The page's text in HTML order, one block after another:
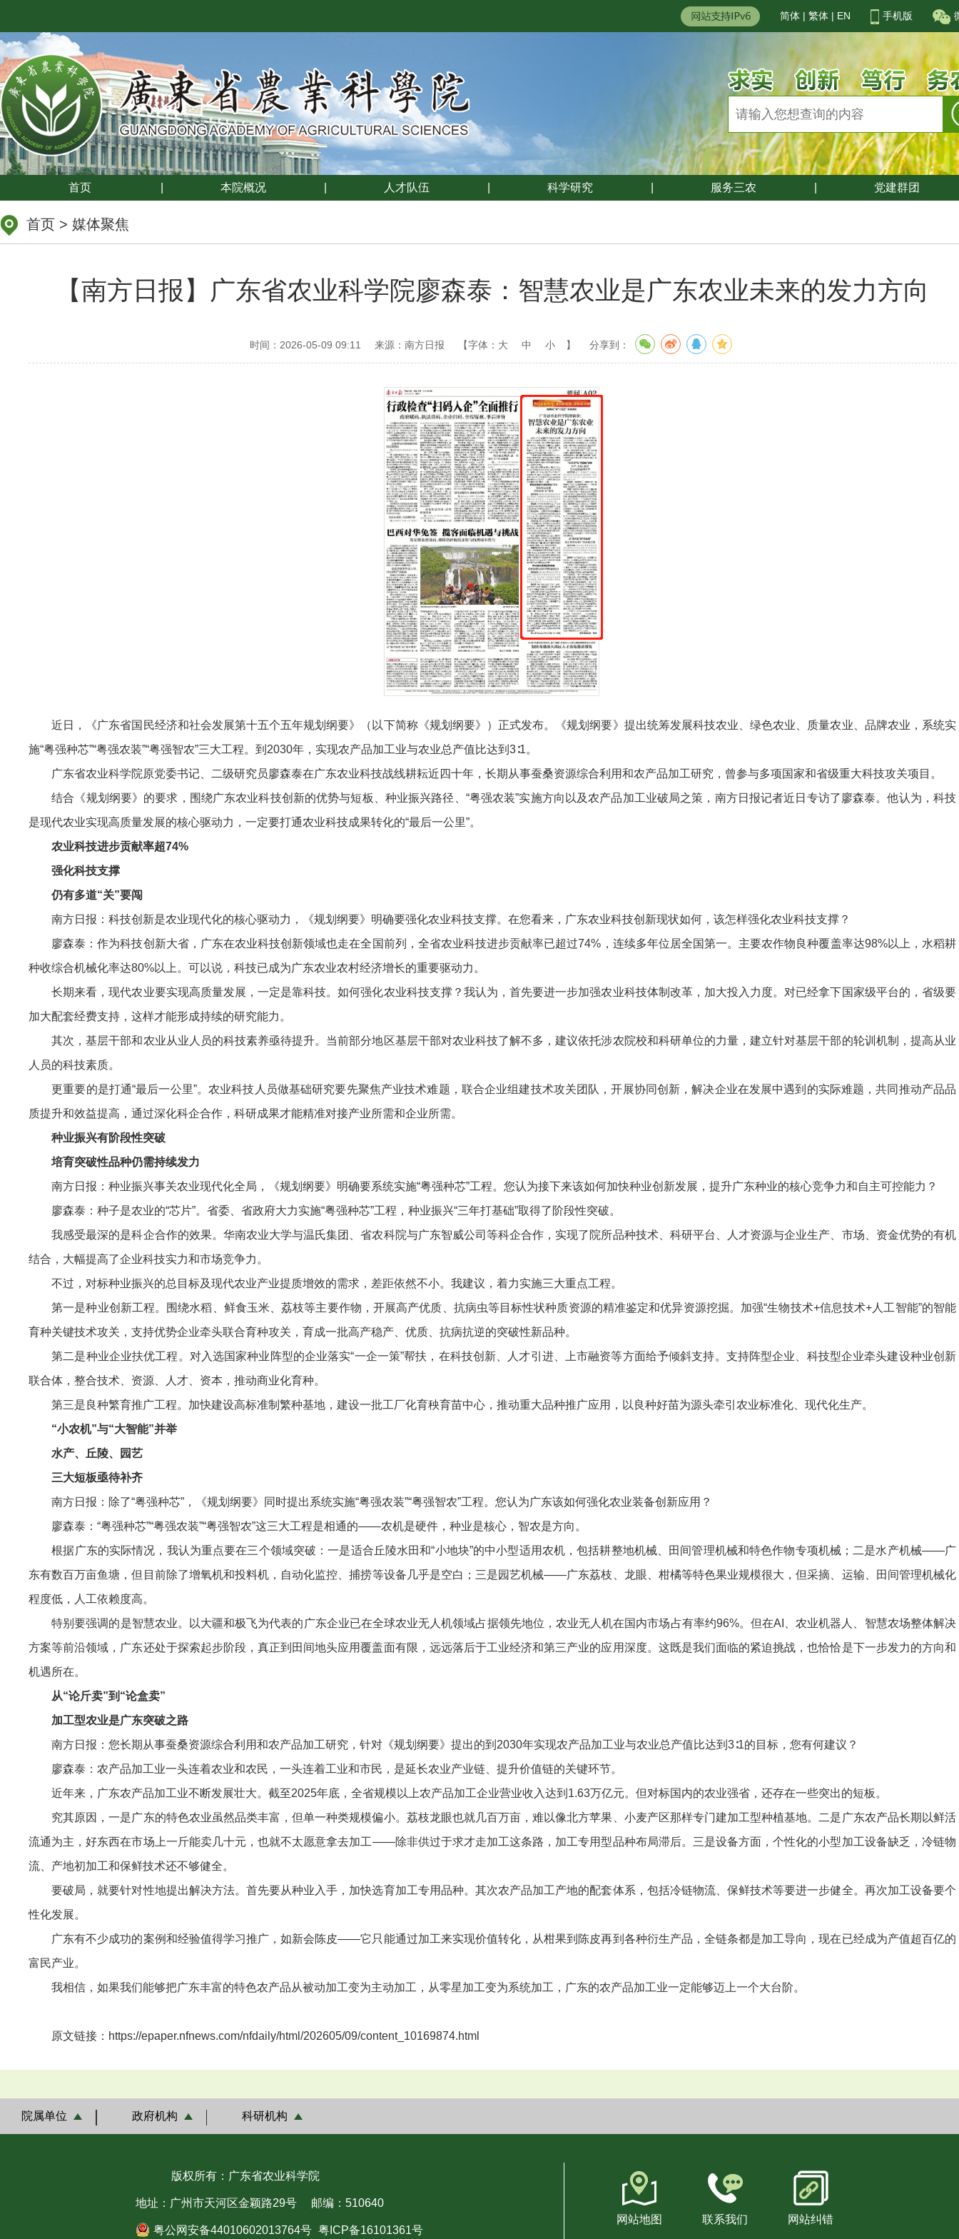
简体 | 繁体 | EN 手机版
首页 本院概况 人才队伍 科学研究 服务三农 党建群团
首页 > 媒体聚焦
【南方日报】广东省农业科学院廖森泰：智慧农业是广东农业未来的发力方向
时间：2026-05-09 09:11 来源：南方日报 【字体： 大 中 小 】 分享到：
近日，《广东省国民经济和社会发展第十五个五年规划纲要》（以下简称《规划纲要》）正式发布。《规划纲要》提出统筹发展科技农业、绿色农业、质量农业、品牌农业，系统实
施“粤强种芯”“粤强农装”“粤强智农”三大工程。到2030年，实现农产品加工业与农业总产值比达到3∶1。
广东省农业科学院原党委书记、二级研究员廖森泰在广东农业科技战线耕耘近四十年，长期从事蚕桑资源综合利用和农产品加工研究，曾参与多项国家和省级重大科技攻关项目。
结合《规划纲要》的要求，围绕广东农业科技创新的优势与短板、种业振兴路径、“粤强农装”实施方向以及农产品加工业破局之策，南方日报记者近日专访了廖森泰。他认为，科技
是现代农业实现高质量发展的核心驱动力，一定要打通农业科技成果转化的“最后一公里”。
农业科技进步贡献率超74%
强化科技支撑
仍有多道“关”要闯
南方日报：科技创新是农业现代化的核心驱动力，《规划纲要》明确要强化农业科技支撑。在您看来，广东农业科技创新现状如何，该怎样强化农业科技支撑？
廖森泰：作为科技创新大省，广东在农业科技创新领域也走在全国前列，全省农业科技进步贡献率已超过74%，连续多年位居全国第一。主要农作物良种覆盖率达98%以上，水稻耕
种收综合机械化率达80%以上。可以说，科技已成为广东农业农村经济增长的重要驱动力。
长期来看，现代农业要实现高质量发展，一定是靠科技。如何强化农业科技支撑？我认为，首先要进一步加强农业科技体制改革，加大投入力度。对已经拿下国家级平台的，省级要
加大配套经费支持，这样才能形成持续的研究能力。
其次，基层干部和农业从业人员的科技素养亟待提升。当前部分地区基层干部对农业科技了解不多，建议依托涉农院校和科研单位的力量，建立针对基层干部的轮训机制，提高从业
人员的科技素质。
更重要的是打通“最后一公里”。农业科技人员做基础研究要先聚焦产业技术难题，联合企业组建技术攻关团队，开展协同创新，解决企业在发展中遇到的实际难题，共同推动产品品
质提升和效益提高，通过深化科企合作，科研成果才能精准对接产业所需和企业所需。
种业振兴有阶段性突破
培育突破性品种仍需持续发力
南方日报：种业振兴事关农业现代化全局，《规划纲要》明确要系统实施“粤强种芯”工程。您认为接下来该如何加快种业创新发展，提升广东种业的核心竞争力和自主可控能力？
廖森泰：种子是农业的“芯片”。省委、省政府大力实施“粤强种芯”工程，种业振兴“三年打基础”取得了阶段性突破。
我感受最深的是科企合作的效果。华南农业大学与温氏集团、省农科院与广东智威公司等科企合作，实现了院所品种技术、科研平台、人才资源与企业生产、市场、资金优势的有机
结合，大幅提高了企业科技实力和市场竞争力。
不过，对标种业振兴的总目标及现代农业产业提质增效的需求，差距依然不小。我建议，着力实施三大重点工程。
第一是种业创新工程。围绕水稻、鲜食玉米、荔枝等主要作物，开展高产优质、抗病虫等目标性状种质资源的精准鉴定和优异资源挖掘。加强“生物技术+信息技术+人工智能”的智能
育种关键技术攻关，支持优势企业牵头联合育种攻关，育成一批高产稳产、优质、抗病抗逆的突破性新品种。
第二是种业企业扶优工程。对入选国家种业阵型的企业落实“一企一策”帮扶，在科技创新、人才引进、上市融资等方面给予倾斜支持。支持阵型企业、科技型企业牵头建设种业创新
联合体，整合技术、资源、人才、资本，推动商业化育种。
第三是良种繁育推广工程。加快建设高标准制繁种基地，建设一批工厂化育秧育苗中心，推动重大品种推广应用，以良种好苗为源头牵引农业标准化、现代化生产。
“小农机”与“大智能”并举
水产、丘陵、园艺
三大短板亟待补齐
南方日报：除了“粤强种芯”，《规划纲要》同时提出系统实施“粤强农装”“粤强智农”工程。您认为广东该如何强化农业装备创新应用？
廖森泰：“粤强种芯”“粤强农装”“粤强智农”这三大工程是相通的——农机是硬件，种业是核心，智农是方向。
根据广东的实际情况，我认为重点要在三个领域突破：一是适合丘陵水田和“小地块”的中小型适用农机，包括耕整地机械、田间管理机械和特色作物专项机械；二是水产机械——广
东有数百万亩鱼塘，但目前除了增氧机和投料机，自动化监控、捕捞等设备几乎是空白；三是园艺机械——广东荔枝、龙眼、柑橘等特色果业规模很大，但采摘、运输、田间管理机械化
程度低，人工依赖度高。
特别要强调的是智慧农业。以大疆和极飞为代表的广东企业已在全球农业无人机领域占据领先地位，农业无人机在国内市场占有率约96%。但在AI、农业机器人、智慧农场整体解决
方案等前沿领域，广东还处于探索起步阶段，真正到田间地头应用覆盖面有限，远远落后于工业经济和第三产业的应用深度。这既是我们面临的紧迫挑战，也恰恰是下一步发力的方向和
机遇所在。
从“论斤卖”到“论盒卖”
加工型农业是广东突破之路
南方日报：您长期从事蚕桑资源综合利用和农产品加工研究，针对《规划纲要》提出的到2030年实现农产品加工业与农业总产值比达到3∶1的目标，您有何建议？
廖森泰：农产品加工业一头连着农业和农民，一头连着工业和市民，是延长农业产业链、提升价值链的关键环节。
近年来，广东农产品加工业不断发展壮大。截至2025年底，全省规模以上农产品加工企业营业收入达到1.63万亿元。但对标国内的农业强省，还存在一些突出的短板。
究其原因，一是广东的特色农业虽然品类丰富，但单一种类规模偏小。荔枝龙眼也就几百万亩，难以像北方苹果、小麦产区那样专门建加工型种植基地。二是广东农产品长期以鲜活
流通为主，好东西在市场上一斤能卖几十元，也就不太愿意拿去加工——除非供过于求才走加工这条路，加工专用型品种布局滞后。三是设备方面，个性化的小型加工设备缺乏，冷链物
流、产地初加工和保鲜技术还不够健全。
要破局，就要针对性地提出解决方法。首先要从种业入手，加快选育加工专用品种。其次农产品加工产地的配套体系，包括冷链物流、保鲜技术等要进一步健全。再次加工设备要个
性化发展。
广东有不少成功的案例和经验值得学习推广，如新会陈皮——它只能通过加工来实现价值转化，从柑果到陈皮再到各种衍生产品，全链条都是加工导向，现在已经成为产值超百亿的
富民产业。
我相信，如果我们能够把广东丰富的特色农产品从被动加工变为主动加工，从零星加工变为系统加工，广东的农产品加工业一定能够迈上一个大台阶。
原文链接：https://epaper.nfnews.com/nfdaily/html/202605/09/content_10169874.html
院属单位 政府机构 科研机构
版权所有：广东省农业科学院
地址：广州市天河区金颖路29号 邮编：510640
粤公网安备44010602013764号 粤ICP备16101361号
网站地图 联系我们 网站纠错